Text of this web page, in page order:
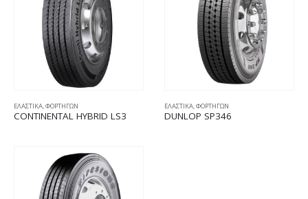
ΕΛΑΣΤΙΚΑ ΦΟΡΤΗΓΩΝ
CONTINENTAL HYBRID LS3
ΕΛΑΣΤΙΚΑ ΦΟΡΤΗΓΩΝ
DUNLOP SP346